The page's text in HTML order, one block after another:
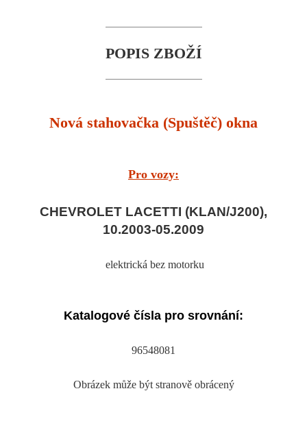
POPIS ZBOŽÍ
Nová stahovačka (Spuštěč) okna
Pro vozy:
CHEVROLET LACETTI (KLAN/J200),
10.2003-05.2009
elektrická bez motorku
Katalogové čísla pro srovnání:
96548081
Obrázek může být stranově obrácený